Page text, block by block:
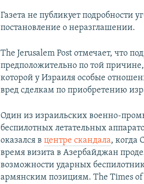
Газета не публикует подробности
постановление о неразглашении.
The Jerusalem Post отмечает, что
предположительно по той причине,
которой у Израиля особые
вред сделкам по приобретению
Один из израильских военно-
беспилотных летательных
оказался вцентре скандала, когда
время визита в Азербайджан
возможности ударных
армянским позициям. The Times of